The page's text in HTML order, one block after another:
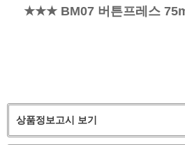
★★★ BM07 버튼프레스
상품정보고시 보기